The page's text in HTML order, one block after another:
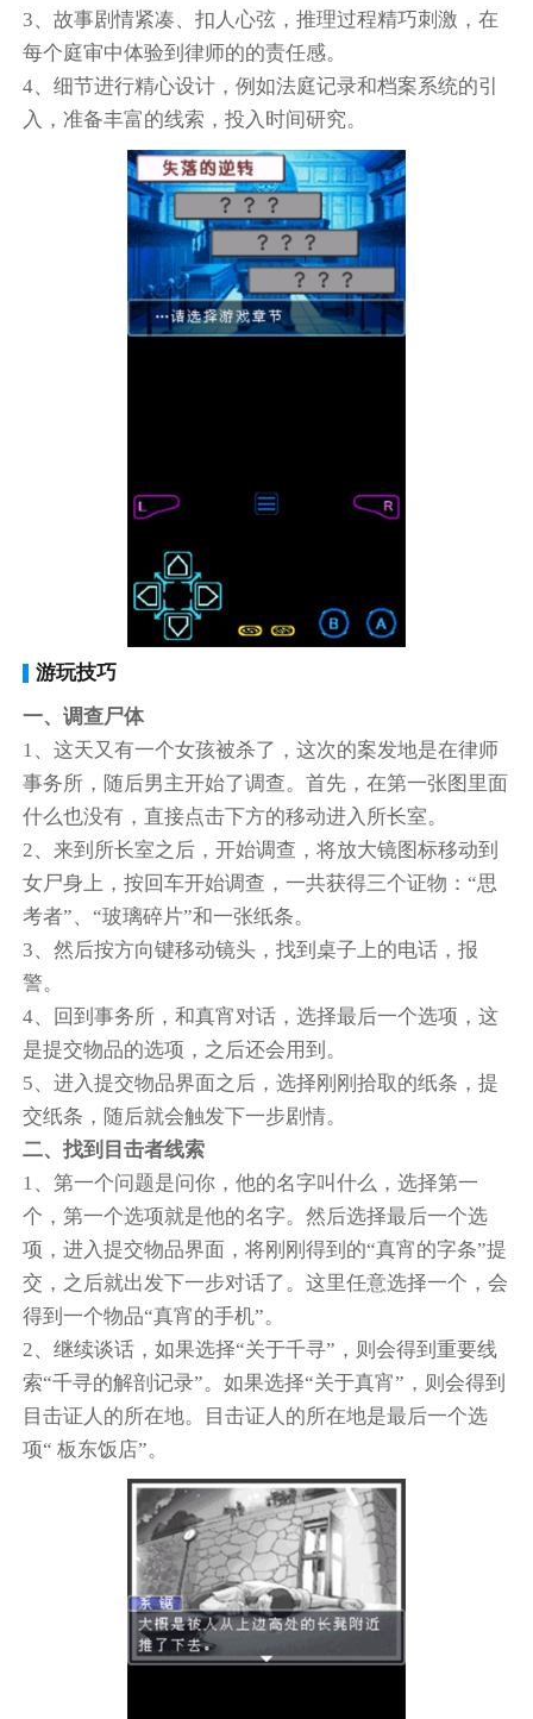
3、故事剧情紧凑、扣人心弦，推理过程精巧刺激，在
每个庭审中体验到律师的的责任感。
4、细节进行精心设计，例如法庭记录和档案系统的引
入，准备丰富的线索，投入时间研究。
游玩技巧
一、调查尸体
1、这天又有一个女孩被杀了，这次的案发地是在律师
事务所，随后男主开始了调查。首先，在第一张图里面
什么也没有，直接点击下方的移动进入所长室。
2、来到所长室之后，开始调查，将放大镜图标移动到
女尸身上，按回车开始调查，一共获得三个证物：“思
考者”、“玻璃碎片”和一张纸条。
3、然后按方向键移动镜头，找到桌子上的电话，报
警。
4、回到事务所，和真宵对话，选择最后一个选项，这
是提交物品的选项，之后还会用到。
5、进入提交物品界面之后，选择刚刚拾取的纸条，提
交纸条，随后就会触发下一步剧情。
二、找到目击者线索
1、第一个问题是问你，他的名字叫什么，选择第一
个，第一个选项就是他的名字。然后选择最后一个选
项，进入提交物品界面，将刚刚得到的“真宵的字条”提
交，之后就出发下一步对话了。这里任意选择一个，会
得到一个物品“真宵的手机”。
2、继续谈话，如果选择“关于千寻”，则会得到重要线
索“千寻的解剖记录”。如果选择“关于真宵”，则会得到
目击证人的所在地。目击证人的所在地是最后一个选
项“ 板东饭店”。